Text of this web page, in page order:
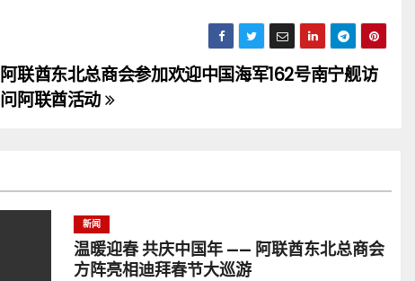
阿联酋东北总商会参加欢迎中国海军162号南宁舰访
问阿联酋活动
新闻
温暖迎春 共庆中国年 —— 阿联酋东北总商会
方阵亮相迪拜春节大巡游